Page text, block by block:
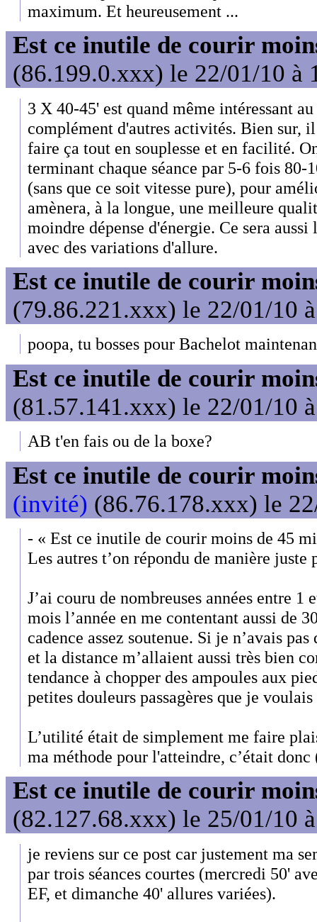
maximum. Et heureusement ...
Est ce inutile de courir
(86.199.0.xxx) le 22/01/10 à
3 X 40-45' est quand même intéressant
complément d'autres activités. Bien sur,
faire ça tout en souplesse et en facilité.
terminant chaque séance par 5-6 fois
(sans que ce soit vitesse pure), pour
amènera, à la longue, une meilleure
moindre dépense d'énergie. Ce sera aussi
avec des variations d'allure.
Est ce inutile de courir
(79.86.221.xxx) le 22/01/10
poopa, tu bosses pour Bachelot
Est ce inutile de courir
(81.57.141.xxx) le 22/01/10
AB t'en fais ou de la boxe?
Est ce inutile de courir
(invité) (86.76.178.xxx) le
- « Est ce inutile de courir moins de 45
Les autres t’on répondu de manière
J’ai couru de nombreuses années entre 1
mois l’année en me contentant aussi de
cadence assez soutenue. Si je n’avais
et la distance m’allaient aussi très bien
tendance à chopper des ampoules aux
petites douleurs passagères que je
L’utilité était de simplement me faire
ma méthode pour l'atteindre, c’était
Est ce inutile de courir
(82.127.68.xxx) le 25/01/10
je reviens sur ce post car justement ma
par trois séances courtes (mercredi 50'
EF, et dimanche 40' allures variées).